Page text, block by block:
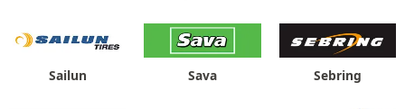
Sailun Sava Sebring